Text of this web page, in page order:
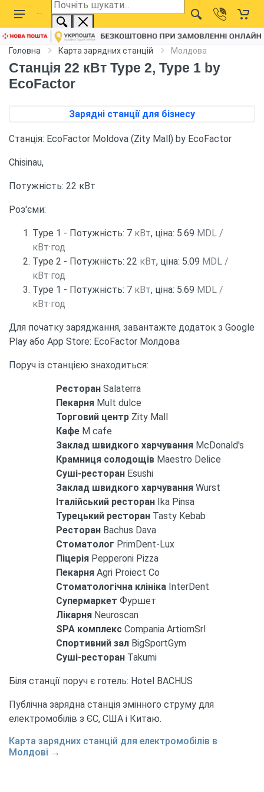
Головна Карта зарядних станцій Молдова
Станція 22 кВт Type 2, Type 1 by
EcoFactor
Зарядні станції для бізнесу
Станція: EcoFactor Moldova (Zity Mall) by EcoFactor
Chisinau,
Потужність: 22 кВт
Роз'єми:
Type 1 - Потужність: 7 кВт, ціна: 5.69 MDL /
кВт·год
Type 2 - Потужність: 22 кВт, ціна: 5.09 MDL /
кВт·год
Type 1 - Потужність: 7 кВт, ціна: 5.69 MDL /
кВт·год
Для початку заряджання, завантажте додаток з Google
Play або App Store: EcoFactor Молдова
Поруч із станцією знаходиться:
Ресторан Salaterra
Пекарня Mult dulce
Торговий центр Zity Mall
Кафе M cafe
Заклад швидкого харчування McDonald's
Крамниця солодощів Maestro Delice
Суші-ресторан Esushi
Заклад швидкого харчування Wurst
Італійський ресторан Ika Pinsa
Турецький ресторан Tasty Kebab
Ресторан Bachus Dava
Стоматолог PrimDent-Lux
Піцерія Pepperoni Pizza
Пекарня Agri Proiect Co
Стоматологічна клініка InterDent
Супермаркет Фуршет
Лікарня Neuroscan
SPA комплекс Compania ArtiomSrl
Спортивний зал BigSportGym
Суші-ресторан Takumi
Біля станції поруч є готель: Hotel BACHUS
Публічна зарядна станція змінного струму для
електромобілів з ЄС, США і Китаю.
Карта зарядних станцій для електромобілів в
Молдові →